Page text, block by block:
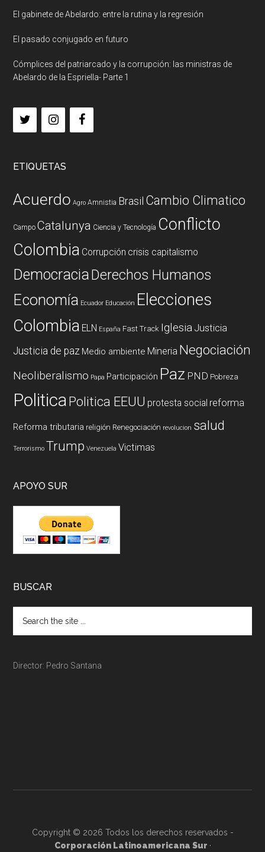
El gabinete de Abelardo: entre la rutina y la regresión
El pasado conjugado en futuro
Cómplices del patriarcado y la corrupción: las ministras de
Abelardo de la Espriella- Parte 1
ETIQUETAS
Acuerdo Agro Amnistia Brasil Cambio Climatico
Campo Catalunya Ciencia y Tecnología Conflicto
Colombia Corrupción crisis capitalismo
DemocraciaDerechos Humanos
Economía Ecuador Educación Elecciones
Colombia ELN España Fast Track Iglesia Justicia
Justicia de paz Medio ambiente Mineria Negociación
Neoliberalismo Papa Participación Paz PND Pobreza
PoliticaPolitica EEUU protesta social reforma
Reforma tributaria religión Renegociación revolucion salud
Terrorismo Trump Venezuela Victimas
APOYO SUR
BUSCAR
Director: Pedro Santana
Copyright © 2026 Todos los derechos reservados -
Corporación Latinoamericana Sur ·